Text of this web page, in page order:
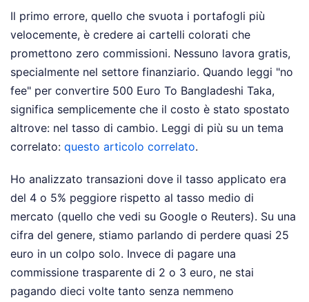
Il primo errore, quello che svuota i portafogli più
velocemente, è credere ai cartelli colorati che
promettono zero commissioni. Nessuno lavora gratis,
specialmente nel settore finanziario. Quando leggi "no
fee" per convertire 500 Euro To Bangladeshi Taka,
significa semplicemente che il costo è stato spostato
altrove: nel tasso di cambio. Leggi di più su un tema
correlato: questo articolo correlato.
Ho analizzato transazioni dove il tasso applicato era
del 4 o 5% peggiore rispetto al tasso medio di
mercato (quello che vedi su Google o Reuters). Su una
cifra del genere, stiamo parlando di perdere quasi 25
euro in un colpo solo. Invece di pagare una
commissione trasparente di 2 o 3 euro, ne stai
pagando dieci volte tanto senza nemmeno